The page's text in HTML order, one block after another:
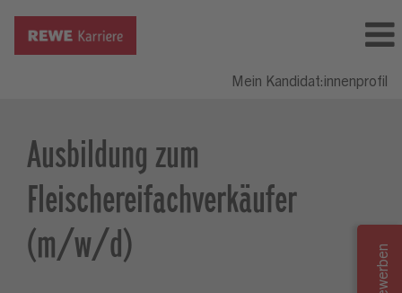
Mein Kandidat:innenprofil
Ausbildung zum
Fleischereifachverkäufer
(m/w/d)